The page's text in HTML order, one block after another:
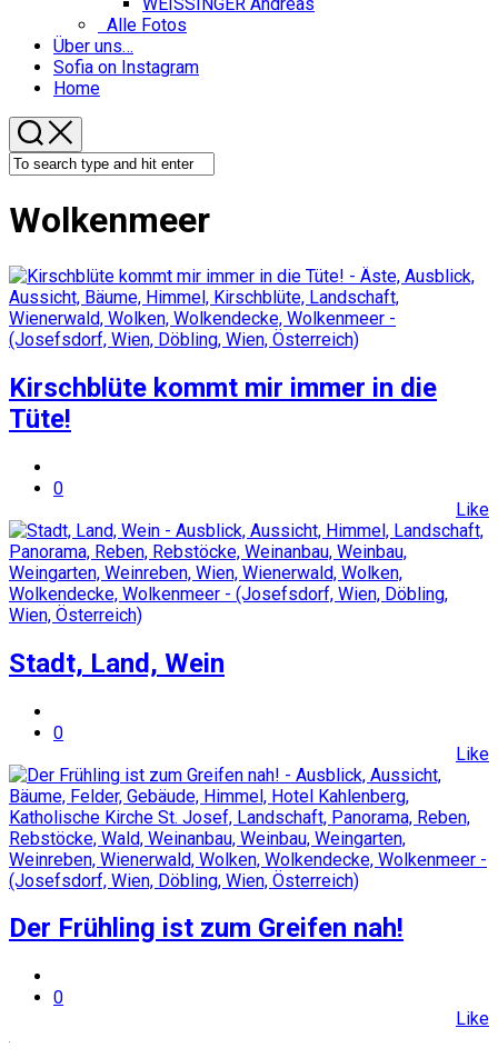
Alle Fotos
Über uns…
Sofia on Instagram
Home
Wolkenmeer
Kirschblüte kommt mir immer in die
Tüte!
0
Like
Stadt, Land, Wein
0
Like
Der Frühling ist zum Greifen nah!
0
Like